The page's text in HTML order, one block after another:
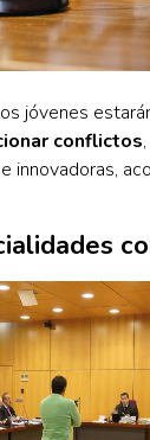
jóvenes
conflictos
innovadoras,